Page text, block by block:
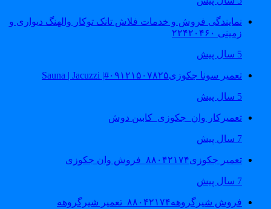
نمایندگی فروش و خدمات فلاش تانک توکار والهنگ دیواری و
زمینی ۲۲۴۲۰۴۶۰
تعمیر سونا جکوزی۰۹۱۲۱۵۰۷۸۲۵#| Sauna | Jacuzzi
تعمیرکار وان_جکوزی_کابین دوش
تعمیر جکوزی۸۸۰۴۲۱۷۴_فروش وان جکوزی
فروش شیرگروهه۸۸۰۴۲۱۷۴_تعمیر شیرگروهه